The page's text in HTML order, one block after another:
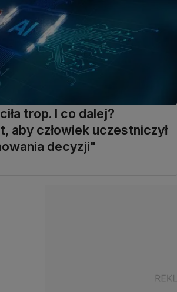
trop. I co dalej?
aby człowiek uczestniczył
decyzji"